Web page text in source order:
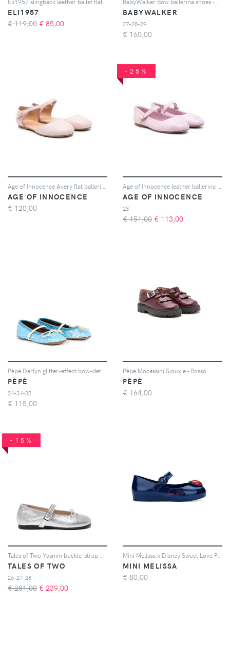
ELI1957
€ 119,00 € 85,00
BABYWALKER
27-28-29
€ 160,00
AGE OF INNOCENCE
€ 120,00
-25%
AGE OF INNOCENCE
23
€ 151,00 € 113,00
PÈPÈ
24-31-32
€ 115,00
Pèpè Mocassini Siouxie - Rosso
PÈPÈ
€ 164,00
-15%
TALES OF TWO
26-27-28
€ 281,00 € 239,00
MINI MELISSA
€ 80,00